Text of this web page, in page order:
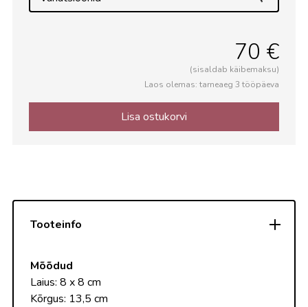
70 €
(sisaldab käibemaksu)
Laos olemas: tarneaeg 3 tööpäeva
Lisa ostukorvi
Tooteinfo
Mõõdud
Laius: 8 x 8 cm
Kõrgus: 13,5 cm